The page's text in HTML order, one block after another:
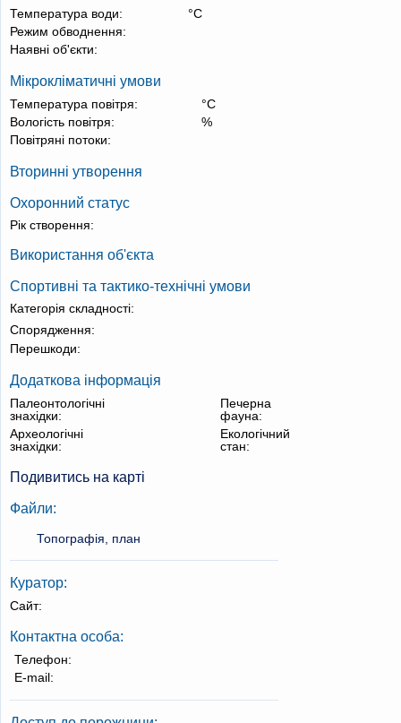
Температура води:
°С
Режим обводнення:
Наявні об'єкти:
Мікрокліматичні умови
Температура повітря:
°С
Вологість повітря:
%
Повітряні потоки:
Вторинні утворення
Охоронний статус
Рік створення:
Використання об'єкта
Спортивні та тактико-технічні умови
Категорія складності:
Спорядження:
Перешкоди:
Додаткова інформація
Палеонтологічні
знахідки:
Печерна
фауна:
Археологічні
знахідки:
Екологічний
стан:
Подивитись на карті
Файли:
Топографія, план
Куратор:
Сайт:
Контактна особа:
Телефон:
E-mail: